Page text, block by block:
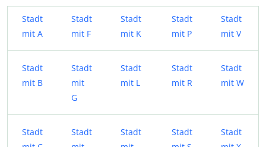
Stadt
mit A
Stadt
mit F
Stadt
mit K
Stadt
mit P
Stadt
mit V
Stadt
mit B
Stadt
mit
G
Stadt
mit L
Stadt
mit R
Stadt
mit W
Stadt
Stadt
Stadt
Stadt
Stadt